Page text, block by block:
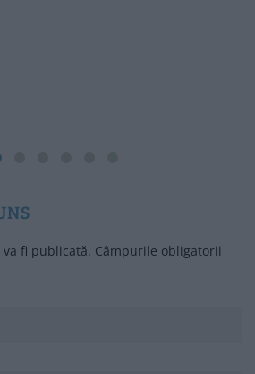
fi publicată. Câmpurile obligatorii